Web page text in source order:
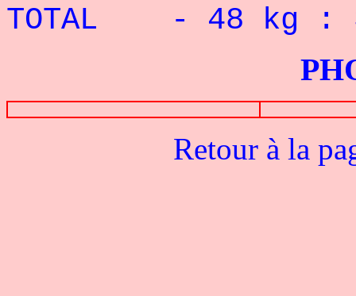
TOTAL - 48 kg :
PHOTOS
Retour à la